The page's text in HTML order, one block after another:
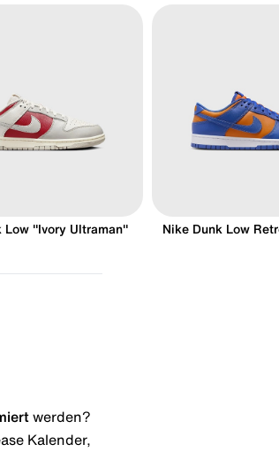
Low "Ivory Ultraman" Nike Dunk Low
werden?
Kalender,